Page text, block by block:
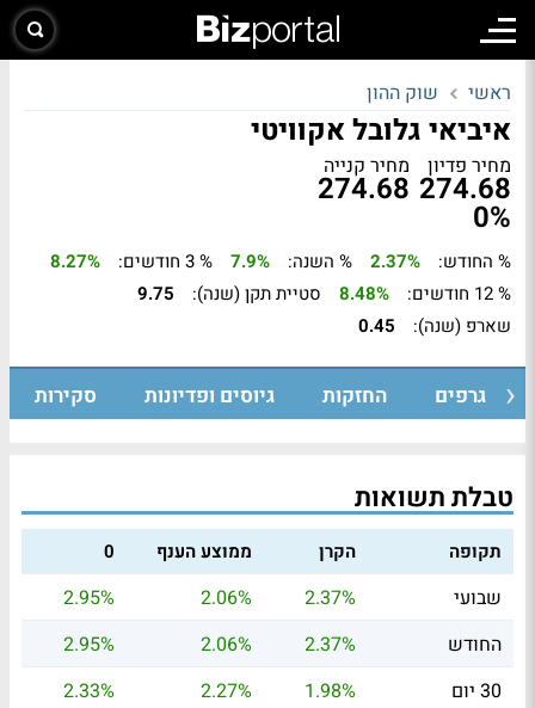
ראשי שוק ההון
איביאי גלובל אקוויטי
מחיר פדיון
274.68
מחיר קנייה
274.68
0%
% החודש: 2.37% % השנה: 7.9% % 3 חודשים:
8.27%
% 12 חודשים:
8.48% סטיית תקן (שנה):
9.75
שארפ (שנה):
0.45
גרפים החזקות גיוסים ופדיונות סקירות
טבלת תשואות
תקופה הקרן ממוצע הענף 0
שבועי 2.37%
2.06%
2.95%
החודש
2.37%
2.06%
2.95%
30 יום
1.98%
2.27%
2.33%